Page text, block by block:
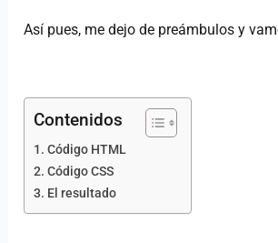
Así pues, me dejo de preámbulos y
Contenidos
Código HTML
Código CSS
El resultado